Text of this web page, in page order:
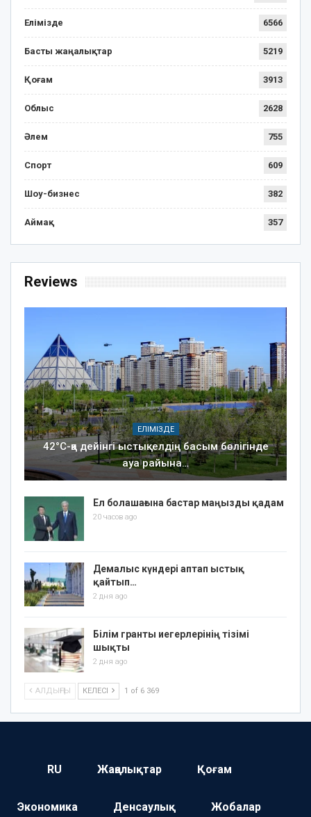
Елімізде 6566
Басты жаңалықтар 5219
Қоғам 3913
Облыс 2628
Әлем 755
Спорт 609
Шоу-бизнес 382
Аймақ 357
Reviews
ЕЛІМІЗДЕ
42°C-қа дейінгі ыстық: елдің басым бөлігінде
ауа райына…
Ел болашағына бастар маңызды қадам
20 часов ago
Демалыс күндері аптап ыстық
қайтып…
2 дня ago
Білім гранты иегерлерінің тізімі
шықты
2 дня ago
АЛДЫҢҒЫ КЕЛЕСІ 1 of 6 369
RU Жаңалықтар Қоғам
Экономика Денсаулық Жобалар